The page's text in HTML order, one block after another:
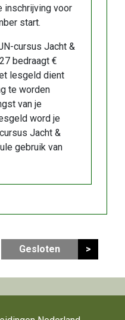
inschrijving voor
start.
cursus Jacht &
bedraagt €
lesgeld dient
te worden
van je
word je
Jacht &
gebruik van
Gesloten >